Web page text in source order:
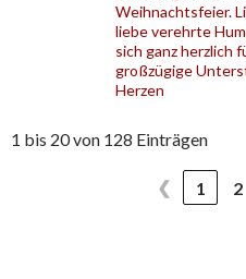
Weihnachtsfeier.
liebe verehrte
sich ganz herzlich
großzügige
Herzen
1 bis 20 von 128 Einträgen
❮ 1 2